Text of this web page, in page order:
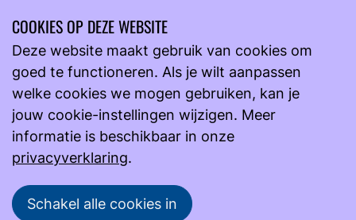
Actueel
Nieuws
Zet jij het laboratoriumvak graag op de kaart? Word
NVML-ambassadeur!
Zet jij het laboratoriumvak graag op de kaart? Word NVML-
Wil jij bijdragen aan de zichtbaarheid van het
COOKIES OP DEZE WEBSITE
Deze website maakt gebruik van cookies om
goed te functioneren. Als je wilt aanpassen
welke cookies we mogen gebruiken, kan je
jouw cookie-instellingen wijzigen. Meer
informatie is beschikbaar in onze
privacyverklaring.
Schakel alle cookies in